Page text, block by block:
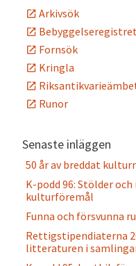
Arkivsök
Fornsök
Kringla
Runor
Senaste inläggen
50 år av breddat
K-podd 96: Stölder
kulturföremål
Funna och försvunna
Rettigstipendiaterna
litteraturen i